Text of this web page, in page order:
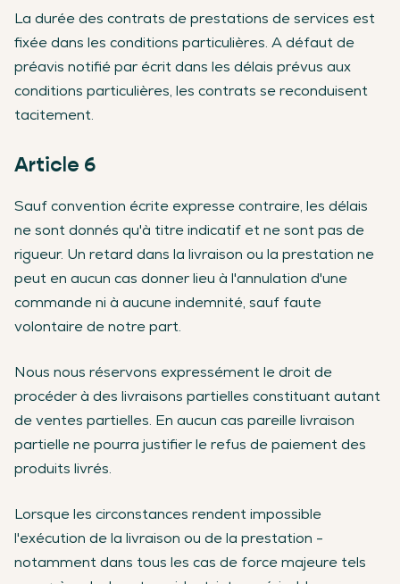
La durée des contrats de prestations de services est
fixée dans les conditions particulières. A défaut de
préavis notifié par écrit dans les délais prévus aux
conditions particulières, les contrats se reconduisent
tacitement.
Article 6
Sauf convention écrite expresse contraire, les délais
ne sont donnés qu'à titre indicatif et ne sont pas de
rigueur. Un retard dans la livraison ou la prestation ne
peut en aucun cas donner lieu à l'annulation d'une
commande ni à aucune indemnité, sauf faute
volontaire de notre part.
Nous nous réservons expressément le droit de
procéder à des livraisons partielles constituant autant
de ventes partielles. En aucun cas pareille livraison
partielle ne pourra justifier le refus de paiement des
produits livrés.
Lorsque les circonstances rendent impossible
l'exécution de la livraison ou de la prestation -
notamment dans tous les cas de force majeure tels